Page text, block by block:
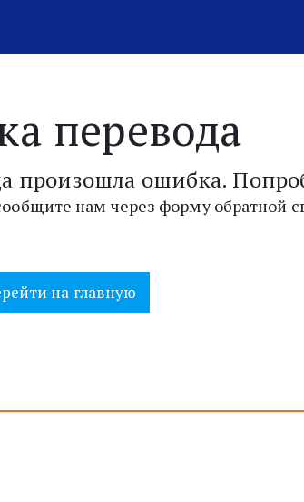
перевода
произошла ошибка.
нам через форму обратной
на главную